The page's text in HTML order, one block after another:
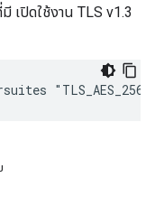
เปิดใช้งาน TLS v1.3